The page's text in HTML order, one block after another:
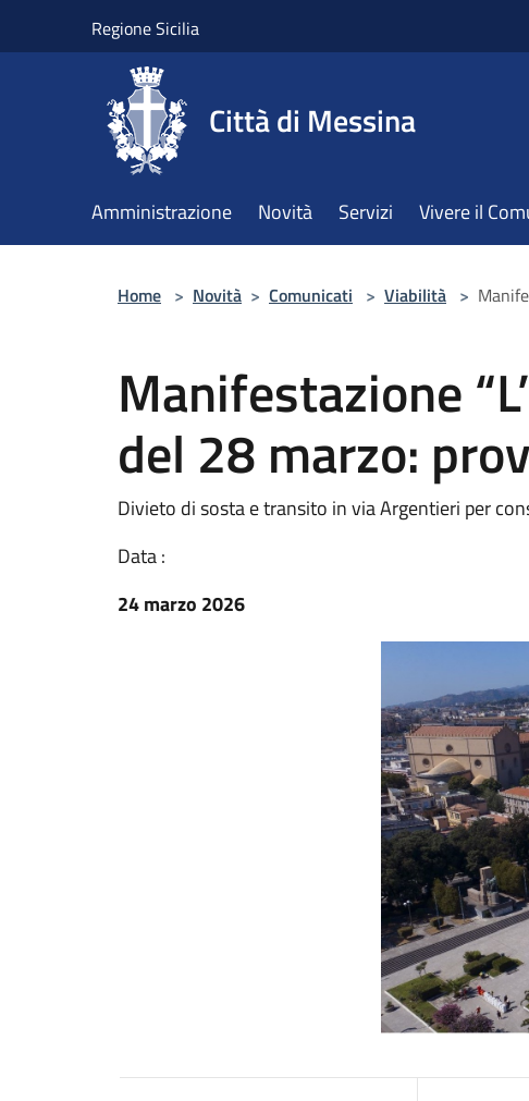
Regione Sicilia
Città di Messina
Amministrazione Novità Servizi Vivere il
Home > Novità > Comunicati > Viabilità >
Manifestazione
del 28 marzo:
Divieto di sosta e transito in via Argentieri per
Data :
24 marzo 2026